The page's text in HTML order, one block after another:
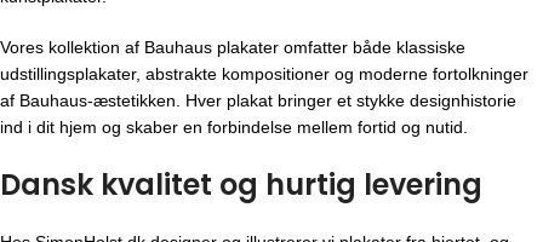
Vores kollektion af Bauhaus plakater omfatter både klassiske
udstillingsplakater, abstrakte kompositioner og moderne fortolkninger
af Bauhaus-æstetikken. Hver plakat bringer et stykke designhistorie
ind i dit hjem og skaber en forbindelse mellem fortid og nutid.
Dansk kvalitet og hurtig levering